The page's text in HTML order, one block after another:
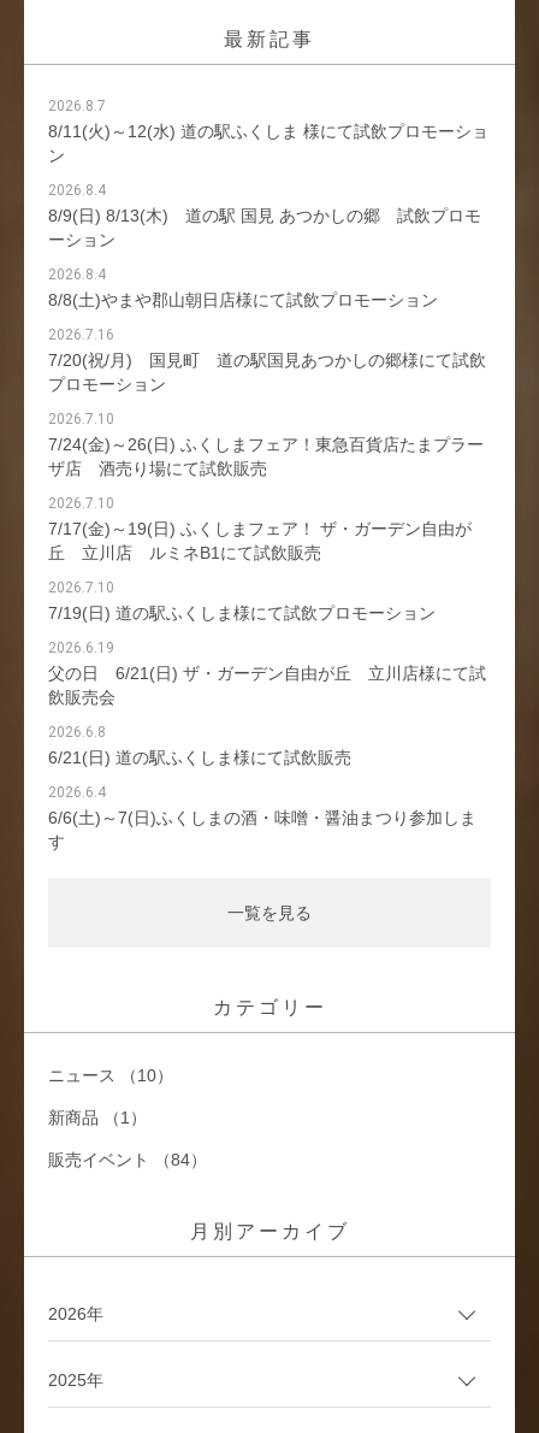
最新記事
2026.8.7
8/11(火)～12(水) 道の駅ふくしま 様にて試飲プロモーショ
ン
2026.8.4
8/9(日) 8/13(木) 道の駅 国見 あつかしの郷 試飲プロモ
ーション
2026.8.4
8/8(土)やまや郡山朝日店様にて試飲プロモーション
2026.7.16
7/20(祝/月) 国見町 道の駅国見あつかしの郷様にて試飲
プロモーション
2026.7.10
7/24(金)～26(日) ふくしまフェア！東急百貨店たまプラー
ザ店 酒売り場にて試飲販売
2026.7.10
7/17(金)～19(日) ふくしまフェア！ ザ・ガーデン自由が
丘 立川店 ルミネB1にて試飲販売
2026.7.10
7/19(日) 道の駅ふくしま様にて試飲プロモーション
2026.6.19
父の日 6/21(日) ザ・ガーデン自由が丘 立川店様にて試
飲販売会
2026.6.8
6/21(日) 道の駅ふくしま様にて試飲販売
2026.6.4
6/6(土)～7(日)ふくしまの酒・味噌・醤油まつり参加しま
す
一覧を見る
カテゴリー
ニュース （10）
新商品 （1）
販売イベント （84）
月別アーカイブ
2026年
2025年